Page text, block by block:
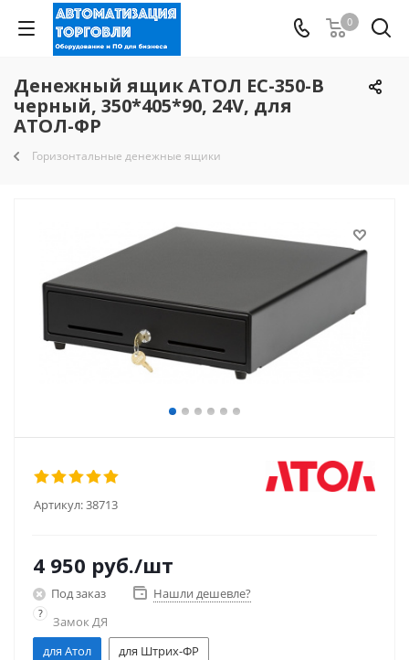
0
Денежный ящик АТОЛ EC-350-B
черный, 350*405*90, 24V, для
АТОЛ-ФР
Горизонтальные денежные ящики
Артикул:38713
4 950 руб./шт
Под заказ Нашли дешевле?
?
Замок ДЯ
для Атол
для Штрих-ФР